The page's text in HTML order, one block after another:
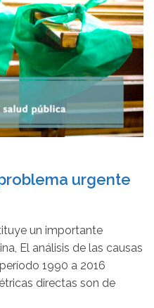
urgente
un importante
El análisis de las causas
1990 a 2016
directas son de